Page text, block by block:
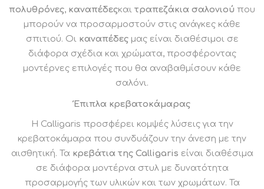
πολυθρόνες, καναπέδεςκαι τραπεζάκια σαλονιού που
μπορούν να προσαρμοστούν στις ανάγκες κάθε
σπιτιού. Οι καναπέδεςμας είναι διαθέσιμοι σε
διάφορα σχέδια και χρώματα, προσφέροντας
μοντέρνες επιλογές που θα αναβαθμίσουν κάθε
σαλόνι.
Έπιπλα κρεβατοκάμαρας
Η Calligaris προσφέρει κομψές λύσεις για την
κρεβατοκάμαρα που συνδυάζουν την άνεση με την
αισθητική. Τα κρεβάτια της Calligaris είναι διαθέσιμα
σε διάφορα μοντέρνα στυλ με δυνατότητα
προσαρμογής των υλικών και των χρωμάτων. Τα